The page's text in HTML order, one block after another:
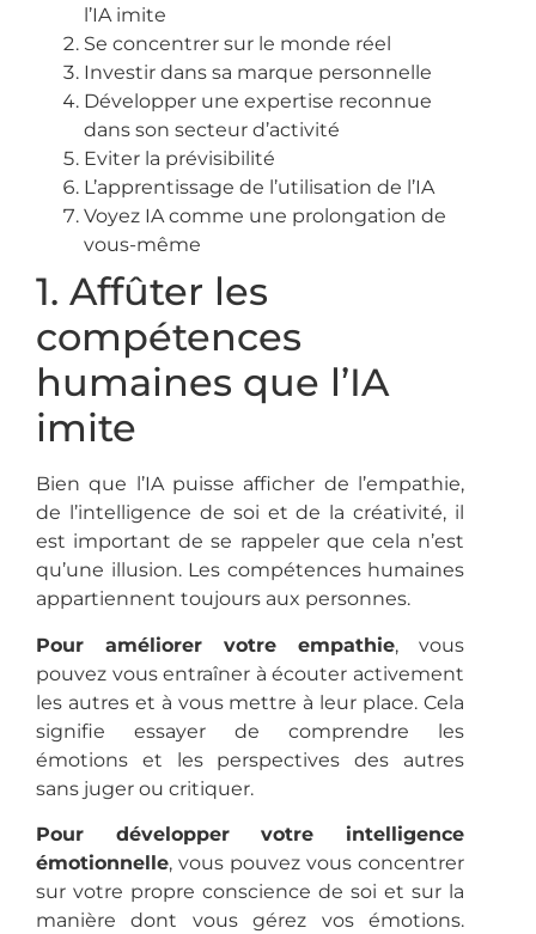
l’IA imite
Se concentrer sur le monde réel
Investir dans sa marque personnelle
Développer une expertise reconnue
dans son secteur d’activité
Eviter la prévisibilité
L’apprentissage de l’utilisation de l’IA
Voyez IA comme une prolongation de
vous-même
1. Affûter les
compétences
humaines que l’IA
imite
Bien que l’IA puisse afficher de l’empathie,
de l’intelligence de soi et de la créativité, il
est important de se rappeler que cela n’est
qu’une illusion. Les compétences humaines
appartiennent toujours aux personnes.
Pour améliorer votre empathie, vous
pouvez vous entraîner à écouter activement
les autres et à vous mettre à leur place. Cela
signifie essayer de comprendre les
émotions et les perspectives des autres
sans juger ou critiquer.
Pour développer votre intelligence
émotionnelle, vous pouvez vous concentrer
sur votre propre conscience de soi et sur la
manière dont vous gérez vos émotions.